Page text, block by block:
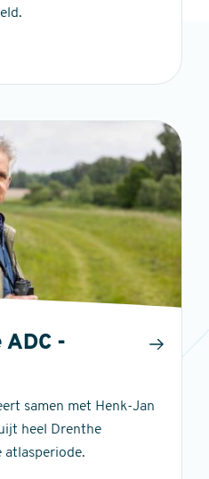
ADC -
samen met Henk-Jan
heel Drenthe
atlasperiode.